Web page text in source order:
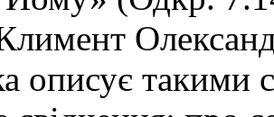
описує такими